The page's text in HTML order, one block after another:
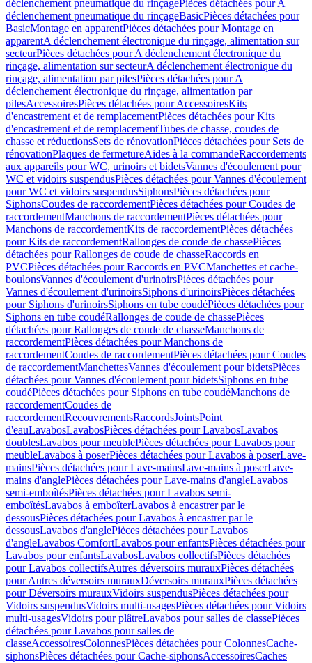
déclenchement pneumatique du rinçagePièces détachées pour A
déclenchement pneumatique du rinçageBasicPièces détachées pour
BasicMontage en apparentPièces détachées pour Montage en
apparentA déclenchement électronique du rinçage, alimentation sur
secteurPièces détachées pour A déclenchement électronique du
rinçage, alimentation sur secteurA déclenchement électronique du
rinçage, alimentation par pilesPièces détachées pour A
déclenchement électronique du rinçage, alimentation par
pilesAccessoiresPièces détachées pour AccessoiresKits
d'encastrement et de remplacementPièces détachées pour Kits
d'encastrement et de remplacementTubes de chasse, coudes de
chasse et réductionsSets de rénovationPièces détachées pour Sets de
rénovationPlaques de fermetureAides à la commandeRaccordements
aux appareils pour WC, urinoirs et bidetsVannes d'écoulement pour
WC et vidoirs suspendusPièces détachées pour Vannes d'écoulement
pour WC et vidoirs suspendusSiphonsPièces détachées pour
SiphonsCoudes de raccordementPièces détachées pour Coudes de
raccordementManchons de raccordementPièces détachées pour
Manchons de raccordementKits de raccordementPièces détachées
pour Kits de raccordementRallonges de coude de chassePièces
détachées pour Rallonges de coude de chasseRaccords en
PVCPièces détachées pour Raccords en PVCManchettes et cache-
boulonsVannes d'écoulement d'urinoirsPièces détachées pour
Vannes d'écoulement d'urinoirsSiphons d'urinoirsPièces détachées
pour Siphons d'urinoirsSiphons en tube coudéPièces détachées pour
Siphons en tube coudéRallonges de coude de chassePièces
détachées pour Rallonges de coude de chasseManchons de
raccordementPièces détachées pour Manchons de
raccordementCoudes de raccordementPièces détachées pour Coudes
de raccordementManchettesVannes d'écoulement pour bidetsPièces
détachées pour Vannes d'écoulement pour bidetsSiphons en tube
coudéPièces détachées pour Siphons en tube coudéManchons de
raccordementCoudes de
raccordementRecouvrementsRaccordsJointsPoint
d'eauLavabosLavabosPièces détachées pour LavabosLavabos
doublesLavabos pour meublePièces détachées pour Lavabos pour
meubleLavabos à poserPièces détachées pour Lavabos à poserLave-
mainsPièces détachées pour Lave-mainsLave-mains à poserLave-
mains d'anglePièces détachées pour Lave-mains d'angleLavabos
semi-emboîtésPièces détachées pour Lavabos semi-
emboîtésLavabos à emboîterLavabos à encastrer par le
dessousPièces détachées pour Lavabos à encastrer par le
dessousLavabos d'anglePièces détachées pour Lavabos
d'angleLavabos ComfortLavabos pour enfantsPièces détachées pour
Lavabos pour enfantsLavabosLavabos collectifsPièces détachées
pour Lavabos collectifsAutres déversoirs murauxPièces détachées
pour Autres déversoirs murauxDéversoirs murauxPièces détachées
pour Déversoirs murauxVidoirs suspendusPièces détachées pour
Vidoirs suspendusVidoirs multi-usagesPièces détachées pour Vidoirs
multi-usagesVidoirs pour plâtreLavabos pour salles de classePièces
détachées pour Lavabos pour salles de
classeAccessoiresColonnesPièces détachées pour ColonnesCache-
siphonsPièces détachées pour Cache-siphonsAccessoiresCaches